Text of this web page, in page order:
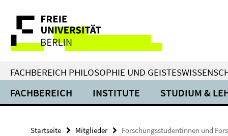
direkt
Inhalt
Service-
Navigation
FACHBEREICH PHILOSOPHIE UND
FACHBEREICH INSTITUTE STUDIUM &
Startseite Mitglieder Forschungsstudentinnen und